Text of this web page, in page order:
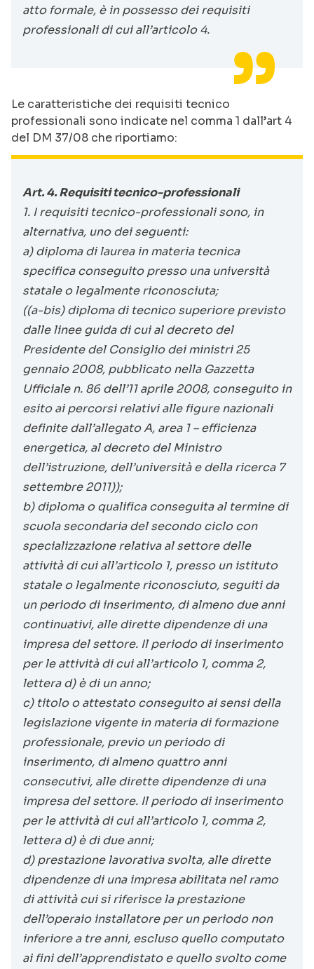
atto formale, è in possesso dei requisiti
professionali di cui all’articolo 4.
Le caratteristiche dei requisiti tecnico
professionali sono indicate nel comma 1 dall’art 4
del DM 37/08 che riportiamo:
Art. 4. Requisiti tecnico-professionali
1. I requisiti tecnico-professionali sono, in
alternativa, uno dei seguenti:
a) diploma di laurea in materia tecnica
specifica conseguito presso una università
statale o legalmente riconosciuta;
((a-bis) diploma di tecnico superiore previsto
dalle linee guida di cui al decreto del
Presidente del Consiglio dei ministri 25
gennaio 2008, pubblicato nella Gazzetta
Ufficiale n. 86 dell’11 aprile 2008, conseguito in
esito ai percorsi relativi alle figure nazionali
definite dall’allegato A, area 1 – efficienza
energetica, al decreto del Ministro
dell’istruzione, dell’università e della ricerca 7
settembre 2011));
b) diploma o qualifica conseguita al termine di
scuola secondaria del secondo ciclo con
specializzazione relativa al settore delle
attività di cui all’articolo 1, presso un istituto
statale o legalmente riconosciuto, seguiti da
un periodo di inserimento, di almeno due anni
continuativi, alle dirette dipendenze di una
impresa del settore. Il periodo di inserimento
per le attività di cui all’articolo 1, comma 2,
lettera d) è di un anno;
c) titolo o attestato conseguito ai sensi della
legislazione vigente in materia di formazione
professionale, previo un periodo di
inserimento, di almeno quattro anni
consecutivi, alle dirette dipendenze di una
impresa del settore. Il periodo di inserimento
per le attività di cui all’articolo 1, comma 2,
lettera d) è di due anni;
d) prestazione lavorativa svolta, alle dirette
dipendenze di una impresa abilitata nel ramo
di attività cui si riferisce la prestazione
dell’operaio installatore per un periodo non
inferiore a tre anni, escluso quello computato
ai fini dell’apprendistato e quello svolto come